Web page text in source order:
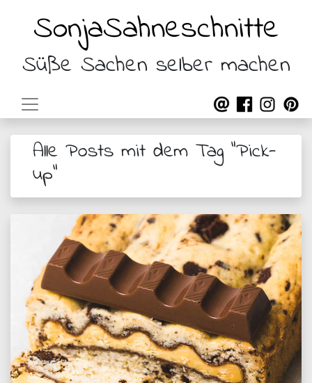
SonjaSahneschnitte
Süße Sachen selber machen
Alle Posts mit dem Tag "Pick-
up"